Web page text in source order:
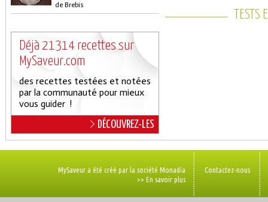
de Brebis
Déjà 21314 recettes sur
MySaveur.com
des recettes testées et notées
par la communauté pour mieux
vous guider !
DÉCOUVREZ-LES
MySaveur a été créé par la société Monadia
>> En savoir plus
Contactez-nous